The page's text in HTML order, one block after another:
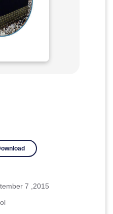
7 ,2015